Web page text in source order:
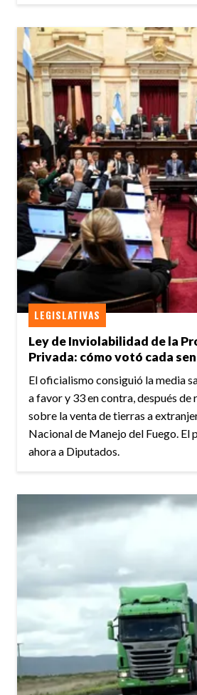
Ley de Inviolabilidad de la
Privada: cómo votó cada
LEGISLATIVAS
El oficialismo consiguió la media
a favor y 33 en contra, después
sobre la venta de tierras a
Nacional de Manejo del Fuego. El
ahora a Diputados.